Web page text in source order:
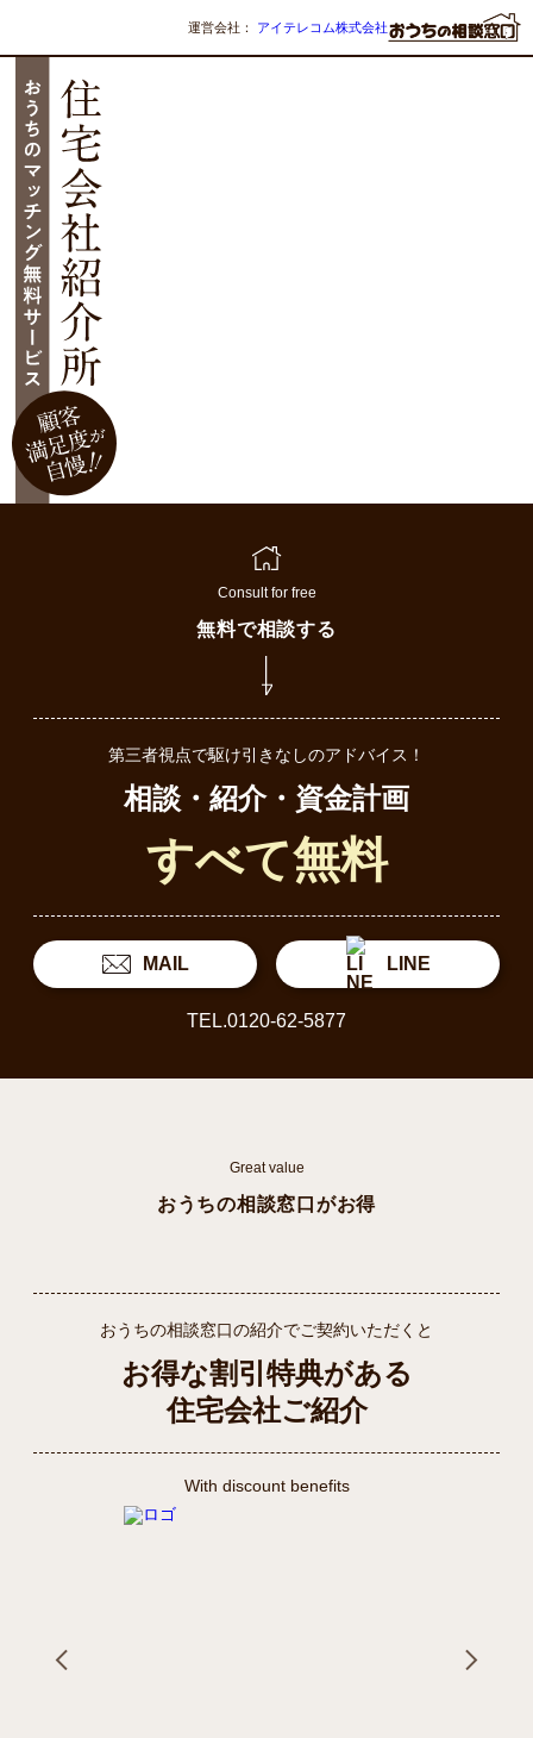
運営会社： アイテレコム株式会社
Consult for free
無料で相談する
第三者視点で駆け引きなしのアドバイス！
相談・紹介・資金計画
すべて無料
MAIL LINE
TEL.0120-62-5877
Great value
おうちの相談窓口がお得
おうちの相談窓口の紹介でご契約いただくと
お得な割引特典がある
住宅会社ご紹介
With discount benefits